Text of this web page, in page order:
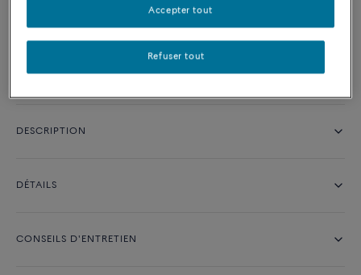
AJOUTER AU PANIER
DESCRIPTION
DÉTAILS
CONSEILS D'ENTRETIEN
Refuser tout
Accepter tout